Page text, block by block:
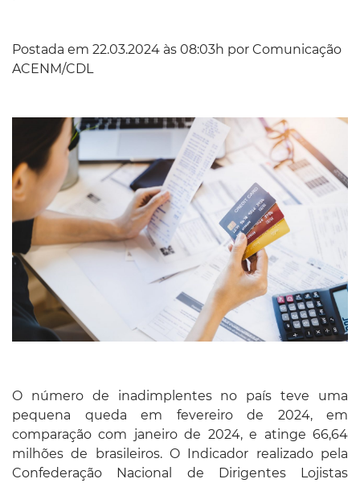
Postada em 22.03.2024 às 08:03h por Comunicação
ACENM/CDL
O número de inadimplentes no país teve uma
pequena queda em fevereiro de 2024, em
comparação com janeiro de 2024, e atinge 66,64
milhões de brasileiros. O Indicador realizado pela
Confederação Nacional de Dirigentes Lojistas